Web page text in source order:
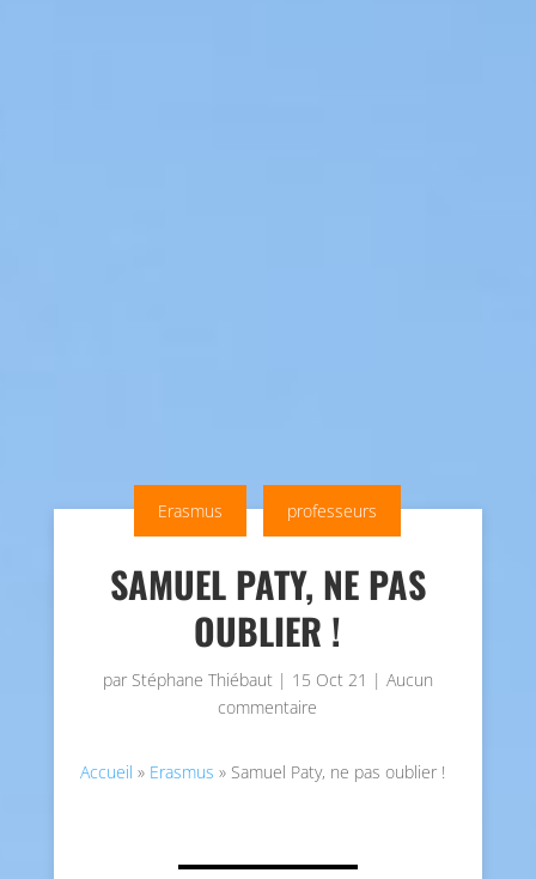
Erasmus professeurs
SAMUEL PATY, NE PAS
OUBLIER !
par Stéphane Thiébaut| 15 Oct 21 | Aucun
commentaire
Accueil » Erasmus » Samuel Paty, ne pas oublier !